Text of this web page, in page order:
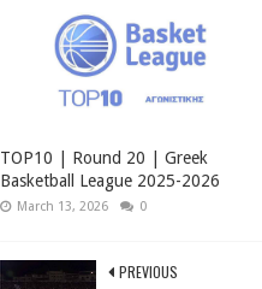
TOP10 | Round 20 | Greek
Basketball League 2025-2026
March 13, 2026 0
PREVIOUS